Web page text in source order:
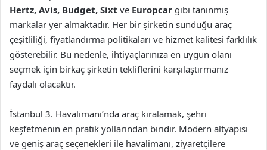
Hertz, Avis, Budget, Sixt ve Europcar gibi tanınmış
markalar yer almaktadır. Her bir şirketin sunduğu araç
çeşitliliği, fiyatlandırma politikaları ve hizmet kalitesi farklılık
gösterebilir. Bu nedenle, ihtiyaçlarınıza en uygun olanı
seçmek için birkaç şirketin tekliflerini karşılaştırmanız
faydalı olacaktır.
İstanbul 3. Havalimanı’nda araç kiralamak, şehri
keşfetmenin en pratik yollarından biridir. Modern altyapısı
ve geniş araç seçenekleri ile havalimanı, ziyaretçilere